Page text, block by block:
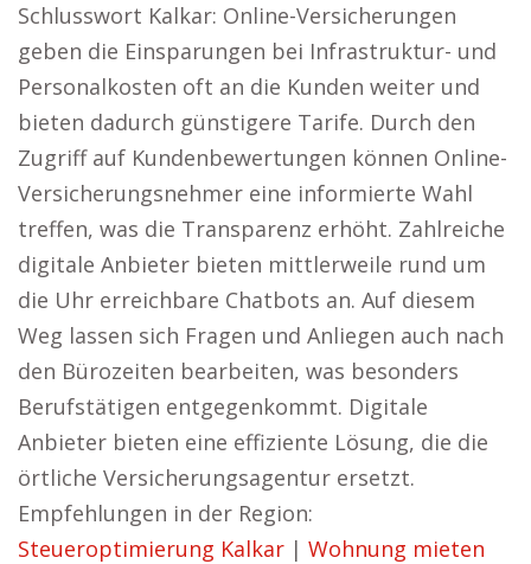
Schlusswort Kalkar: Online-Versicherungen
geben die Einsparungen bei Infrastruktur- und
Personalkosten oft an die Kunden weiter und
bieten dadurch günstigere Tarife. Durch den
Zugriff auf Kundenbewertungen können Online-
Versicherungsnehmer eine informierte Wahl
treffen, was die Transparenz erhöht. Zahlreiche
digitale Anbieter bieten mittlerweile rund um
die Uhr erreichbare Chatbots an. Auf diesem
Weg lassen sich Fragen und Anliegen auch nach
den Bürozeiten bearbeiten, was besonders
Berufstätigen entgegenkommt. Digitale
Anbieter bieten eine effiziente Lösung, die die
örtliche Versicherungsagentur ersetzt.
Empfehlungen in der Region:
Steueroptimierung Kalkar | Wohnung mieten